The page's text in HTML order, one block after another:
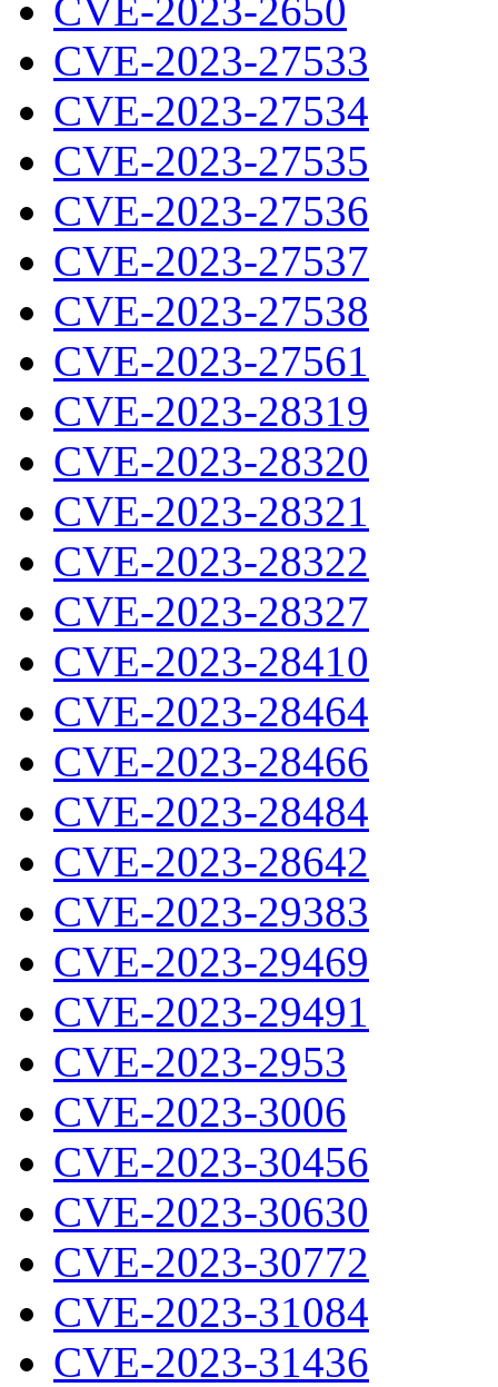
CVE-2023-2650
CVE-2023-27533
CVE-2023-27534
CVE-2023-27535
CVE-2023-27536
CVE-2023-27537
CVE-2023-27538
CVE-2023-27561
CVE-2023-28319
CVE-2023-28320
CVE-2023-28321
CVE-2023-28322
CVE-2023-28327
CVE-2023-28410
CVE-2023-28464
CVE-2023-28466
CVE-2023-28484
CVE-2023-28642
CVE-2023-29383
CVE-2023-29469
CVE-2023-29491
CVE-2023-2953
CVE-2023-3006
CVE-2023-30456
CVE-2023-30630
CVE-2023-30772
CVE-2023-31084
CVE-2023-31436